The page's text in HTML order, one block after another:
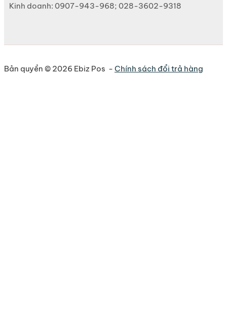
Kinh doanh: 0907-943-968; 028-3602-9318
Bản quyền © 2026 Ebiz Pos - Chính sách đổi trả hàng